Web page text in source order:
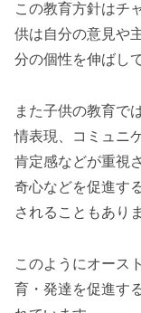
この教育方針はチ
供は自分の意見や
分の個性を伸ばし
また子供の教育で
情表現、コミュニ
肯定感などが重視
奇心などを促進す
されることもあり
このようにオース
育・発達を促進す